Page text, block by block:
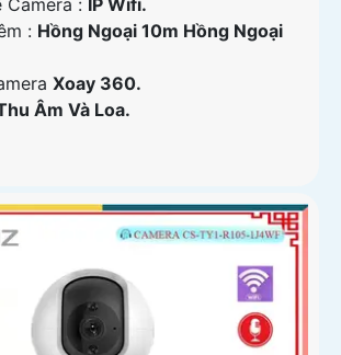
Camera : IP Wifi.
: Hồng Ngoại 10m Hồng Ngoại
Xoay 360.
Âm Và Loa.